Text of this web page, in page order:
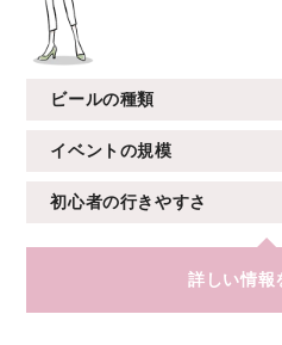
ビールの種類
イベントの規模
初心者の行きやすさ
詳しい情報